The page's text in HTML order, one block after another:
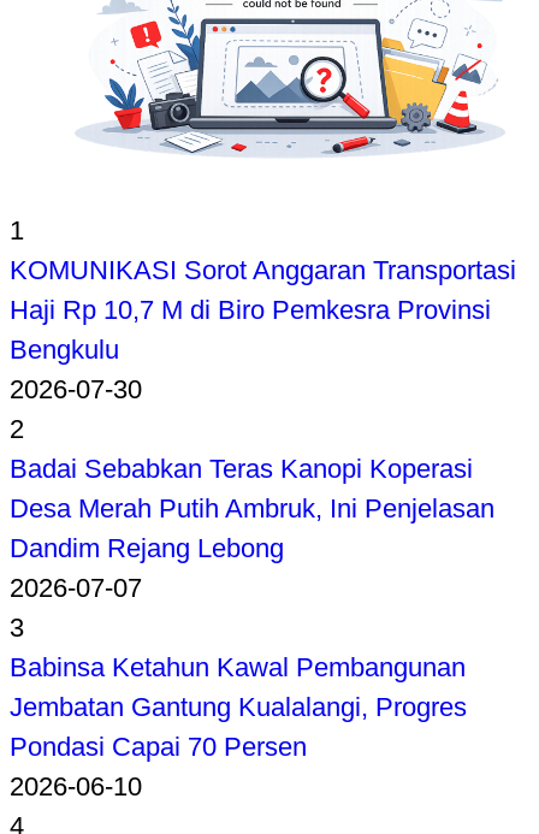
1
KOMUNIKASI Sorot Anggaran Transportasi
Haji Rp 10,7 M di Biro Pemkesra Provinsi
Bengkulu
2026-07-30
2
Badai Sebabkan Teras Kanopi Koperasi
Desa Merah Putih Ambruk, Ini Penjelasan
Dandim Rejang Lebong
2026-07-07
3
Babinsa Ketahun Kawal Pembangunan
Jembatan Gantung Kualalangi, Progres
Pondasi Capai 70 Persen
2026-06-10
4